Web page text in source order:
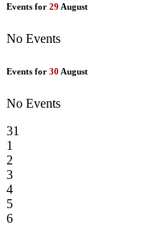
Events for 29 August
No Events
Events for 30 August
No Events
31
1
2
3
4
5
6